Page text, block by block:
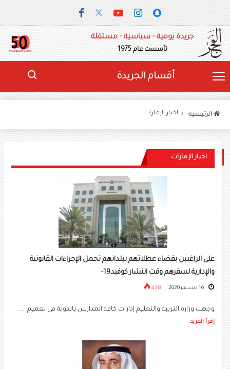
جريدة يومية - سياسية - مستقلة
تأسست عام 1975
أقسام الجريدة
الرئيسيه اخبار الإمارات
اخبار الإمارات
على الراغبين بقضاء عطلاتهم ببلدانهم تحمل الإجراءات القانونية
والإدارية لسفرهم وقت انتشار كوفيد19-
438
وجهت وزارة التربية والتعليم إدارات كافة المدارس بالدولة في تعميم .....
إقرأ المزيد